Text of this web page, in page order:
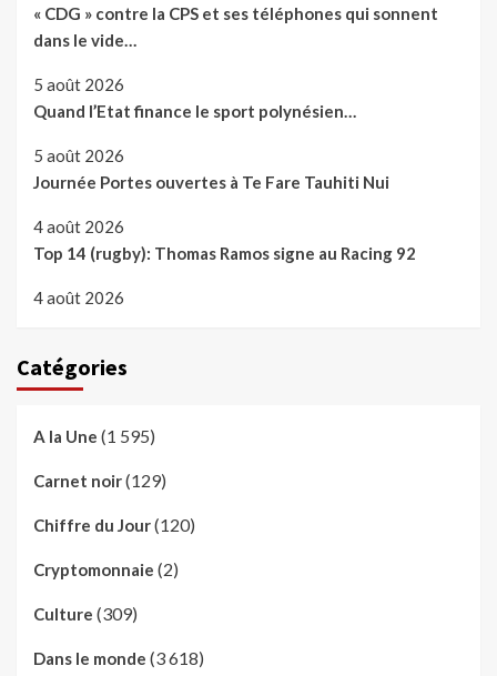
« CDG » contre la CPS et ses téléphones qui sonnent
dans le vide…
5 août 2026
Quand l’Etat finance le sport polynésien…
5 août 2026
Journée Portes ouvertes à Te Fare Tauhiti Nui
4 août 2026
Top 14 (rugby): Thomas Ramos signe au Racing 92
4 août 2026
Catégories
A la Une (1 595)
Carnet noir(129)
Chiffre du Jour(120)
Cryptomonnaie (2)
Culture (309)
Dans le monde (3 618)